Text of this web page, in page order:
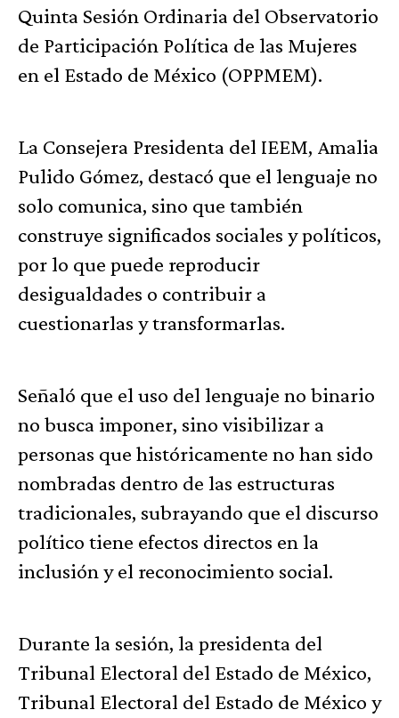
Quinta Sesión Ordinaria del Observatorio
de Participación Política de las Mujeres
en el Estado de México (OPPMEM).
La Consejera Presidenta del IEEM, Amalia
Pulido Gómez, destacó que el lenguaje no
solo comunica, sino que también
construye significados sociales y políticos,
por lo que puede reproducir
desigualdades o contribuir a
cuestionarlas y transformarlas.
Señaló que el uso del lenguaje no binario
no busca imponer, sino visibilizar a
personas que históricamente no han sido
nombradas dentro de las estructuras
tradicionales, subrayando que el discurso
político tiene efectos directos en la
inclusión y el reconocimiento social.
Durante la sesión, la presidenta del
Tribunal Electoral del Estado de México,
Tribunal Electoral del Estado de México y